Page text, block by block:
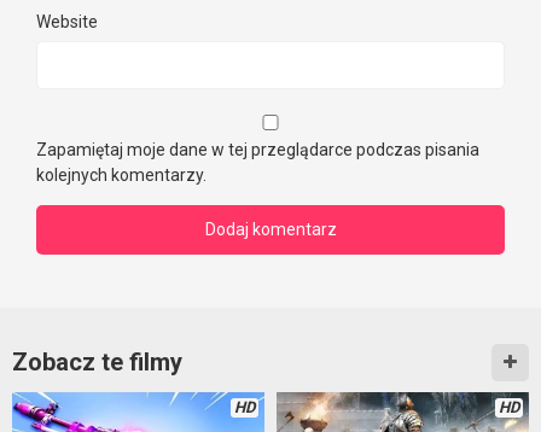
Website
Zapamiętaj moje dane w tej przeglądarce podczas pisania
kolejnych komentarzy.
Zobacz te filmy
HD HD